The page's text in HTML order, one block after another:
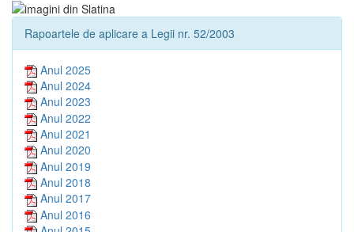
Rapoartele de aplicare a Legii nr. 52/2003
Anul 2025
Anul 2024
Anul 2023
Anul 2022
Anul 2021
Anul 2020
Anul 2019
Anul 2018
Anul 2017
Anul 2016